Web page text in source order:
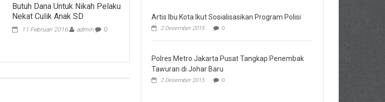
Butuh Dana Untuk Nikah Pelaku
Nekat Culik Anak SD
11 Februari 2016 admin 0
Artis Ibu Kota Ikut Sosialisasikan Program Polisi
2 Desember 2015 0
Polres Metro Jakarta Pusat Tangkap Penembak
Tawuran di Johar Baru
2 Desember 2015 0